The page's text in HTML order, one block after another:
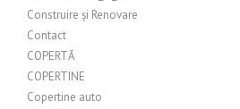
Construire și Renovare
Contact
COPERTĂ
COPERTINE
Copertine auto